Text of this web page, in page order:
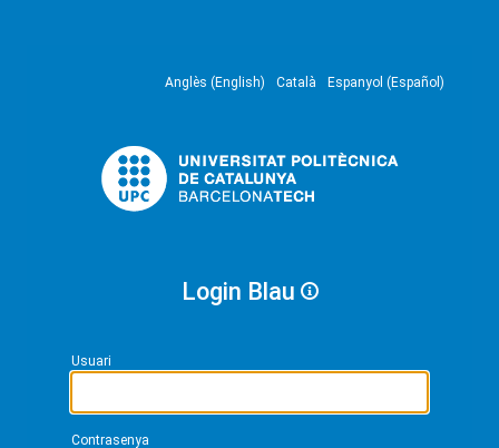
Anglès (English) Català Espanyol (Español)
Login Blau
Usuari
Contrasenya